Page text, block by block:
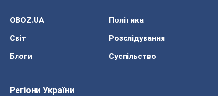
OBOZ.UA
Політика
Світ
Розслідування
Блоги
Суспільство
Регіони України